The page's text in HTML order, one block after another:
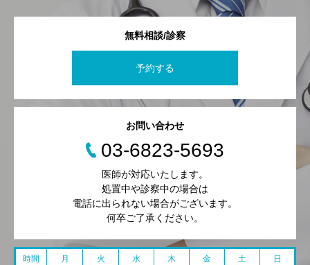
無料相談/診察
予約する
お問い合わせ
03-6823-5693
医師が対応いたします。
処置中や診察中の場合は
電話に出られない場合がございます。
何卒ご了承ください。
時間 月 火 水 木 金 土 日